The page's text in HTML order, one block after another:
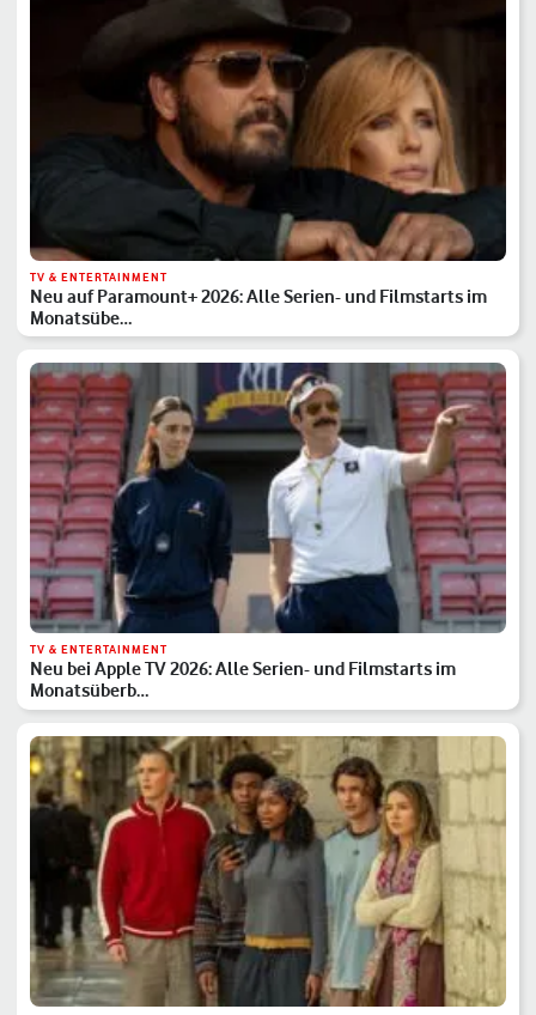
TV & ENTERTAINMENT
Neu auf Paramount+ 2026: Alle Serien- und Filmstarts im
Monatsübe…
TV & ENTERTAINMENT
Neu bei Apple TV 2026: Alle Serien- und Filmstarts im
Monatsüberb…